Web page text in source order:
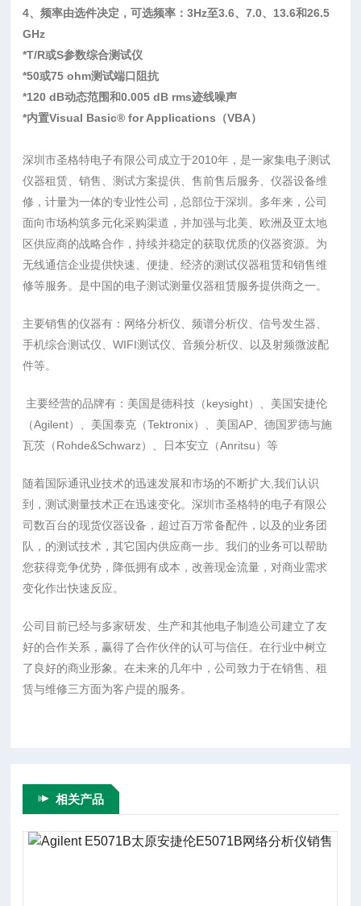
4、频率由选件决定，可选频率：3Hz至3.6、7.0、 13.6和26.5
GHz
*T/R或S参数综合测试仪
*50或75 ohm测试端口阻抗
*120 dB动态范围和0.005 dB rms迹线噪声
*内置Visual Basic® for Applications（VBA）
深圳市圣格特电子有限公司成立于2010年，是一家集电子测试
仪器租赁、销售、测试方案提供、售前售后服务、仪器设备维
修，计量为一体的专业性公司，总部位于深圳。多年来，公司
面向市场构筑多元化采购渠道，并加强与北美、欧洲及亚太地
区供应商的战略合作，持续并稳定的获取优质的仪器资源。为
无线通信企业提供快速、便捷、经济的测试仪器租赁和销售维
修等服务。是中国的电子测试测量仪器租赁服务提供商之一。
主要销售的仪器有：网络分析仪、频谱分析仪、信号发生器、
手机综合测试仪、WIFI测试仪、音频分析仪、以及射频微波配
件等。
主要经营的品牌有：美国是德科技（keysight）、美国安捷伦
（Agilent）、美国泰克（Tektronix）、美国AP、德国罗德与施
瓦茨（Rohde&Schwarz）、日本安立（Anritsu）等
随着国际通讯业技术的迅速发展和市场的不断扩大,我们认识
到，测试测量技术正在迅速变化。深圳市圣格特的电子有限公
司数百台的现货仪器设备，超过百万常备配件，以及的业务团
队，的测试技术，其它国内供应商一步。我们的业务可以帮助
您获得竞争优势，降低拥有成本，改善现金流量，对商业需求
变化作出快速反应。
公司目前已经与多家研发、生产和其他电子制造公司建立了友
好的合作关系，赢得了合作伙伴的认可与信任。在行业中树立
了良好的商业形象。在未来的几年中，公司致力于在销售、租
赁与维修三方面为客户提的服务。
相关产品